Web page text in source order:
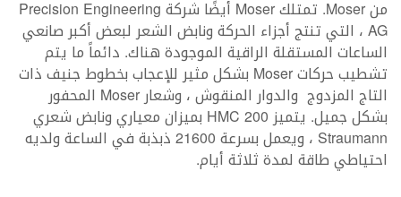
من Moser. تمتلك Moser أيضًا شركة Precision Engineering
AG ، التي تنتج أجزاء الحركة ونابض الشعر لبعض أكبر صانعي
الساعات المستقلة الراقية الموجودة هناك. دائماً ما يتم
تشطيب حركات Moser بشكل مثير للإعجاب بخطوط جنيف ذات
التاج المزدوج والدوار المنقوش ، وشعار Moser المحفور
بشكل جميل. يتميز HMC 200 بميزان معياري ونابض شعري
Straumann ، ويعمل بسرعة 21600 ذبذبة في الساعة ولديه
احتياطي طاقة لمدة ثلاثة أيام.